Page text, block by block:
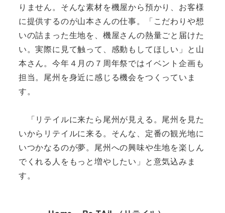
りません。そんな素材を機屋から預かり、お客様
に提供するのが山本さんの仕事。「こだわりや想
いの詰まった生地を、機屋さんの熱量ごと届けた
い。実際に見て触って、感動もしてほしい」と山
本さん。今年４月の７周年祭ではイベント企画も
担当。尾州を身近に感じる機会をつくっていま
す。
「リテイルに来たら尾州が見える。尾州を見た
いからリテイルに来る。そんな、定番の観光地に
いつかなるのが夢。尾州への興味や生地を楽しん
でくれる人をもっと増やしたい」と意気込みま
す。